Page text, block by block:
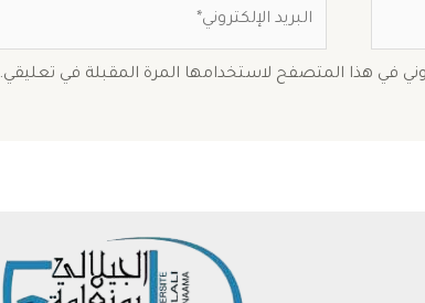
في هذا المتصفح لاستخدامها المرة المقبلة في تعليقي.